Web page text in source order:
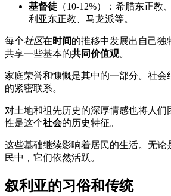
基督徒 （10-12%）：希腊东正教
利亚东正教、马龙派等。
每个社区在 时间的推移中发展出自己独
共享一些基本的共同价值观。
家庭荣誉和慷慨是其中的一部分。社会
的紧密联系。
对土地和祖先历史的深厚情感也将人们
性是这个社会的历史特征。
这些基础继续影响着居民的生活。无论
民中，它们依然活跃。
叙利亚的习俗和传统